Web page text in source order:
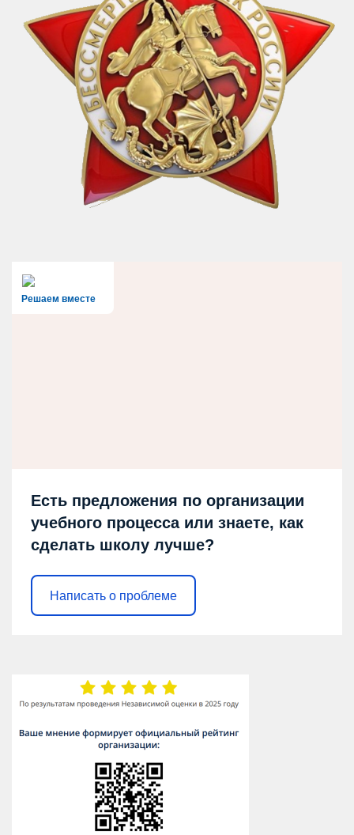
Решаем вместе
Есть предложения по организации
учебного процесса или знаете, как
сделать школу лучше?
Написать о проблеме